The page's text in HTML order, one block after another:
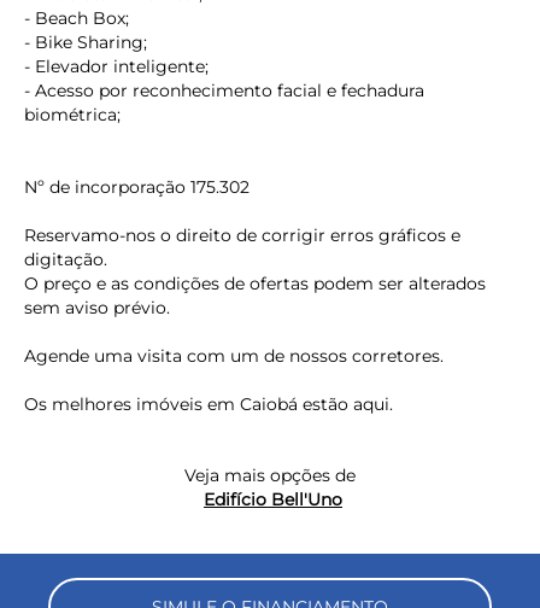
- Beach Box;
- Bike Sharing;
- Elevador inteligente;
- Acesso por reconhecimento facial e fechadura
biométrica;
Nº de incorporação 175.302
Reservamo-nos o direito de corrigir erros gráficos e
digitação.
O preço e as condições de ofertas podem ser alterados
sem aviso prévio.
Agende uma visita com um de nossos corretores.
Os melhores imóveis em Caiobá estão aqui.
Veja mais opções de
Edifício Bell'Uno